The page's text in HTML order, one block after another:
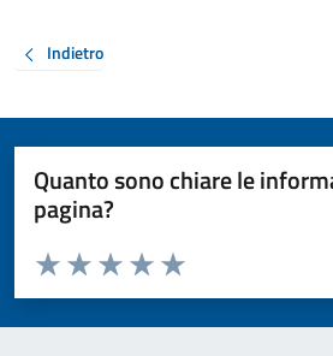
Indietro
Quanto sono chiare le
pagina?
Valuta da 1 a 5 stelle la pagina
Valuta 5 stelle su 5
Valuta 4 stelle su 5
Valuta 3 stelle su 5
Valuta 2 stelle su 5
Valuta 1 stelle su 5